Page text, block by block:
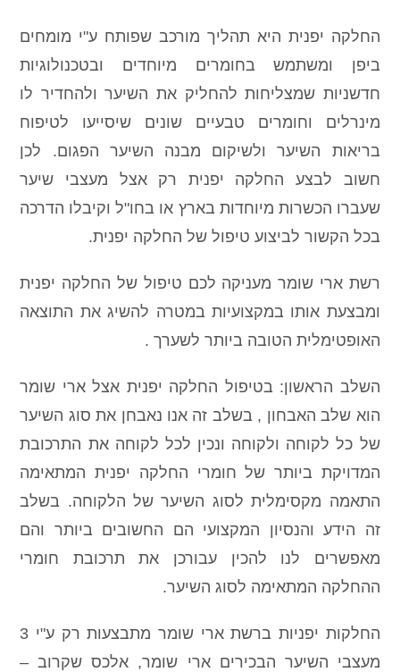
החלקה יפנית היא תהליך מורכב שפותח ע"י מומחים
ביפן ומשתמש בחומרים מיוחדים ובטכנולוגיות
חדשניות שמצליחות להחליק את השיער ולהחדיר לו
מינרלים וחומרים טבעיים שונים שיסייעו לטיפוח
בריאות השיער ולשיקום מבנה השיער הפגום. לכן
חשוב לבצע החלקה יפנית רק אצל מעצבי שיער
שעברו הכשרות מיוחדות בארץ או בחו"ל וקיבלו הדרכה
בכל הקשור לביצוע טיפול של החלקה יפנית.
רשת ארי שומר מעניקה לכם טיפול של החלקה יפנית
ומבצעת אותו במקצועיות במטרה להשיג את התוצאה
האופטימלית הטובה ביותר לשערך .
השלב הראשון: בטיפול החלקה יפנית אצל ארי שומר
הוא שלב האבחון , בשלב זה אנו נאבחן את סוג השיער
של כל לקוחה ולקוחה ונכין לכל לקוחה את התרכובת
המדויקת ביותר של חומרי החלקה יפנית המתאימה
התאמה מקסימלית לסוג השיער של הלקוחה. בשלב
זה הידע והנסיון המקצועי הם החשובים ביותר והם
מאפשרים לנו להכין עבורכן את תרכובת חומרי
ההחלקה המתאימה לסוג השיער.
החלקות יפניות ברשת ארי שומר מתבצעות רק ע"י 3
מעצבי השיער הבכירים ארי שומר, אלכס שקרוב –